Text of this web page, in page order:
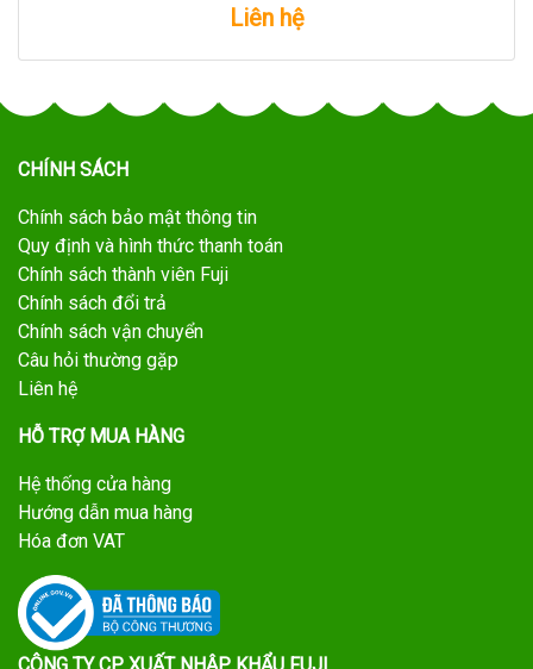
Liên hệ
CHÍNH SÁCH
Chính sách bảo mật thông tin
Quy định và hình thức thanh toán
Chính sách thành viên Fuji
Chính sách đổi trả
Chính sách vận chuyển
Câu hỏi thường gặp
Liên hệ
HỖ TRỢ MUA HÀNG
Hệ thống cửa hàng
Hướng dẫn mua hàng
Hóa đơn VAT